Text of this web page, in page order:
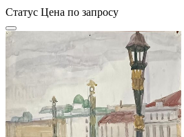
Статус Цена по запросу